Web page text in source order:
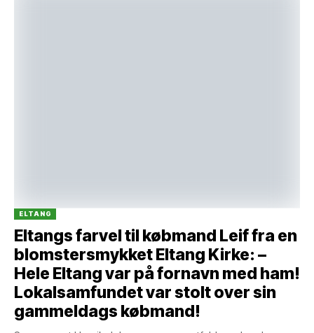
ELTANG
Eltangs farvel til købmand Leif fra en
blomstersmykket Eltang Kirke: –
Hele Eltang var på fornavn med ham!
Lokalsamfundet var stolt over sin
gammeldags købmand!